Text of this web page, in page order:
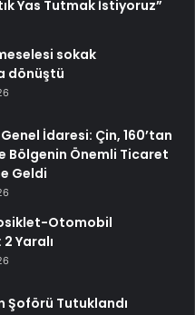
Yas Tutmak İstiyoruz”
sokak
dönüştü
İdaresi: Çin, 160’tan
Bölgenin Önemli Ticaret
Geldi
Otomobil
Yaralı
Şoförü Tutuklandı